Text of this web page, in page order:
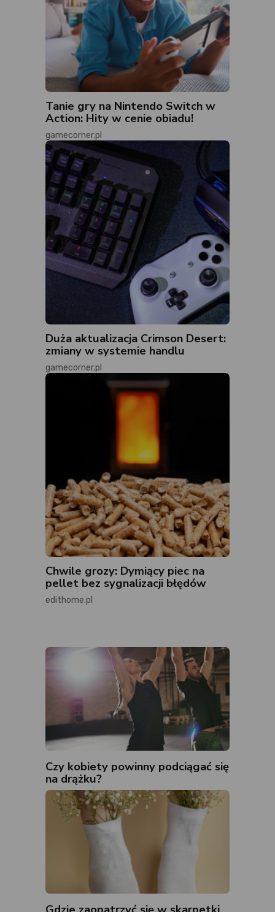
Tanie gry na Nintendo Switch w
Action: Hity w cenie obiadu!
gamecorner.pl
Duża aktualizacja Crimson Desert:
zmiany w systemie handlu
gamecorner.pl
Chwile grozy: Dymiący piec na
pellet bez sygnalizacji błędów
edithome.pl
Czy kobiety powinny podciągać się
na drążku?